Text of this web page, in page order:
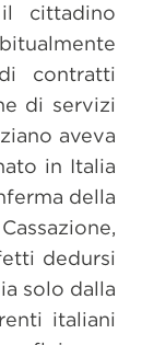
cittadino
contratti
di servizi
aveva
in Italia
della
dedursi
solo dalla
italiani